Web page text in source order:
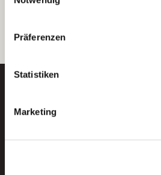
Sie der Speicherung sämtlicher
Ihre Einwilligung
indem Sie die Cookie-
unserer
Präferenzen
Statistiken
Marketing